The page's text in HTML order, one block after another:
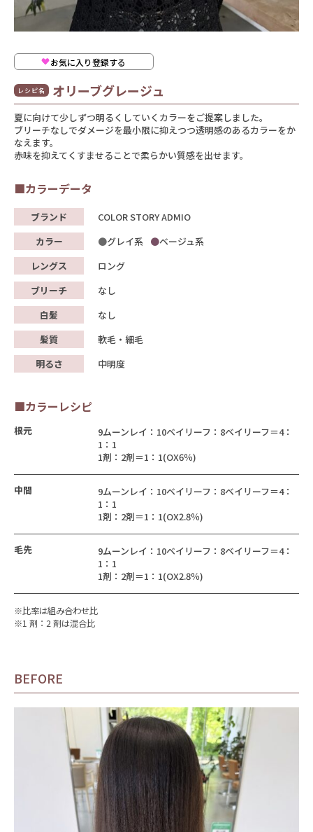
お気に入り登録する
レシピ名 オリーブグレージュ
夏に向けて少しずつ明るくしていくカラーをご提案しました。
ブリーチなしでダメージを最小限に抑えつつ透明感のあるカラーをか
なえます。
赤味を抑えてくすませることで柔らかい質感を出せます。
■カラーデータ
ブランド
COLOR STORY ADMIO
カラー
グレイ系
ベージュ系
レングス
ロング
ブリーチ
なし
白髪
なし
髪質
軟毛・細毛
明るさ
中明度
■カラーレシピ
根元
9ムーンレイ：10ベイリーフ：8ベイリーフ＝4：
1：1
1剤：2剤＝1：1(OX6％)
中間
9ムーンレイ：10ベイリーフ：8ベイリーフ＝4：
1：1
1剤：2剤＝1：1(OX2.8％)
毛先
9ムーンレイ：10ベイリーフ：8ベイリーフ＝4：
1：1
1剤：2剤＝1：1(OX2.8％)
※比率は組み合わせ比
※1 剤：2 剤は混合比
BEFORE